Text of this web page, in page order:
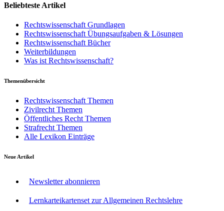
Beliebteste Artikel
Rechtswissenschaft Grundlagen
Rechtswissenschaft Übungsaufgaben & Lösungen
Rechtswissenschaft Bücher
Weiterbildungen
Was ist Rechtswissenschaft?
Themenübersicht
Rechtswissenschaft Themen
Zivilrecht Themen
Öffentliches Recht Themen
Strafrecht Themen
Alle Lexikon Einträge
Neue Artikel
Newsletter abonnieren
Lernkarteikartenset zur Allgemeinen Rechtslehre